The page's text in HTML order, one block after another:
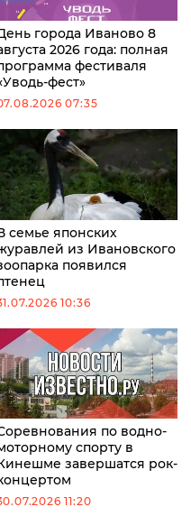
города Иваново 8
2026 года: полная
фестиваля
фест»
07:35
семье японских
из Ивановского
появился
10:36
по водно-
спорту в
завершатся рок-
11:20